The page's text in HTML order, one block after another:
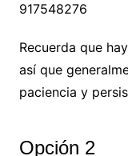
917548276
Recuerda que
así que
paciencia y
Opción 2